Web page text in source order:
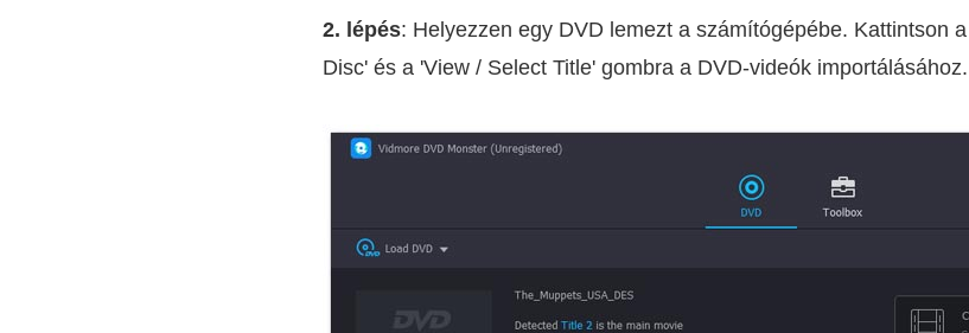
2. lépés: Helyezzen egy DVD lemezt a számítógépébe. Kattintson
Disc' és a 'View / Select Title' gombra a DVD-videók importálásához.